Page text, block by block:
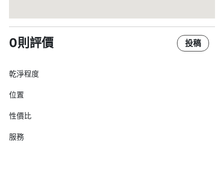
0則評價 投稿
乾淨程度
位置
性價比
服務